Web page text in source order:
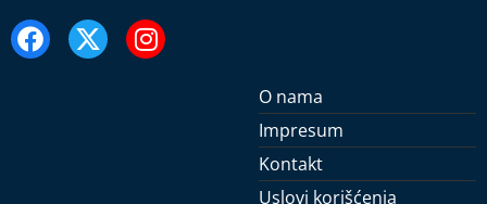
O nama
Impresum
Kontakt
Uslovi korišćenja